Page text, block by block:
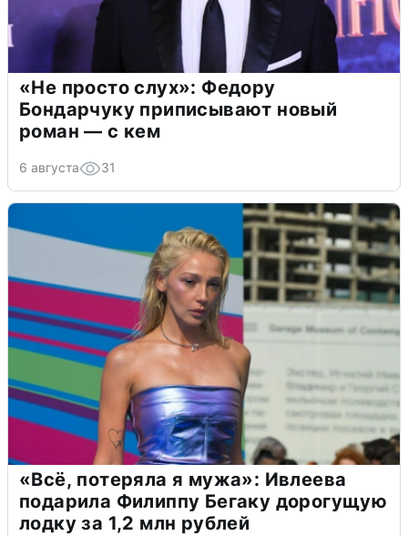
«Не просто слух»: Федору
Бондарчуку приписывают новый
роман — с кем
6 августа 31
«Всё, потеряла я мужа»: Ивлеева
подарила Филиппу Бегаку дорогущую
лодку за 1,2 млн рублей